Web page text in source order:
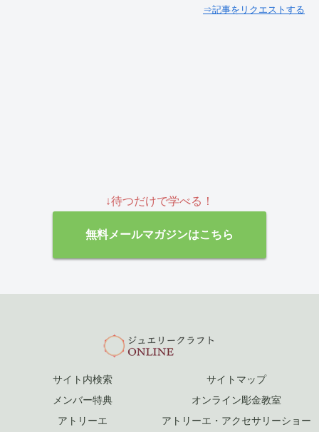
⇒記事をリクエストする
↓待つだけで学べる！
無料メールマガジンはこちら
サイト内検索
サイトマップ
メンバー特典
オンライン彫金教室
アトリーエ
アトリーエ・アクセサリーショー